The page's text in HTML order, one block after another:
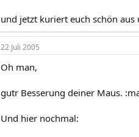
und jetzt kuriert euch schön
22 Juli 2005
Oh man,
gutr Besserung deiner Maus.
Und hier nochmal: